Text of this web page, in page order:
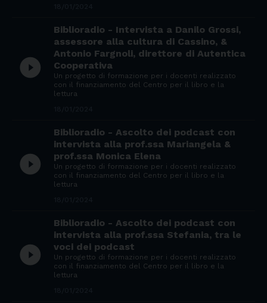
play_circle_filled
Biblioradio - Intervista a Danilo Grossi,
assessore alla cultura di Cassino, &
Antonio Fargnoli, direttore di Autentica
Cooperativa
Un progetto di formazione per i docenti realizzato
con il finanziamento del Centro per il libro e la
lettura
play_circle_filled
Biblioradio - Ascolto dei podcast con
intervista alla prof.ssa Mariangela &
prof.ssa Monica Elena
Un progetto di formazione per i docenti realizzato
con il finanziamento del Centro per il libro e la
lettura
play_circle_filled
Biblioradio - Ascolto dei podcast con
intervista alla prof.ssa Stefania, tra le
voci dei podcast
Un progetto di formazione per i docenti realizzato
con il finanziamento del Centro per il libro e la
lettura